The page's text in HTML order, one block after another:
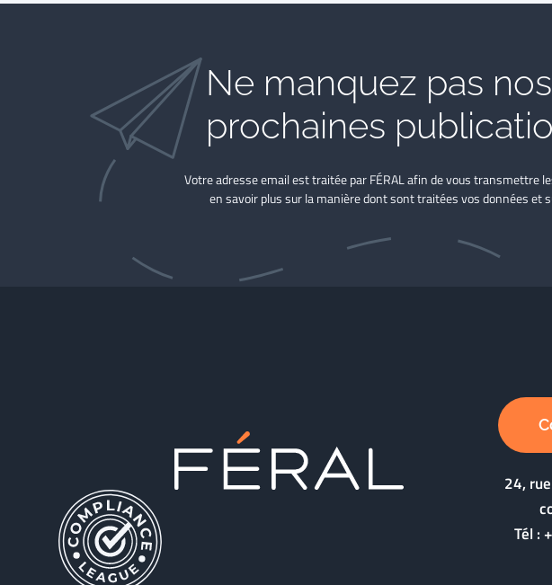
Ne manquez pas nos
prochaines
Votre adresse email est traitée par FÉRAL afin de vous transmettre
en savoir plus sur la manière dont sont traitées vos données et
24,
Tél :